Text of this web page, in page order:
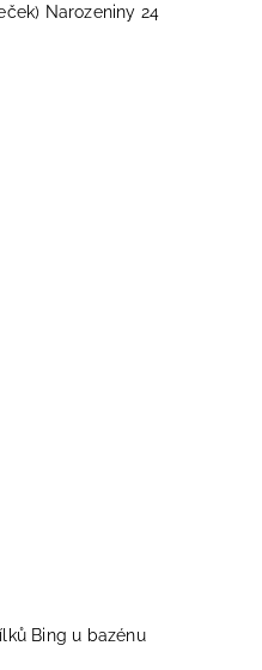
Narozeniny 24
Bing u bazénu